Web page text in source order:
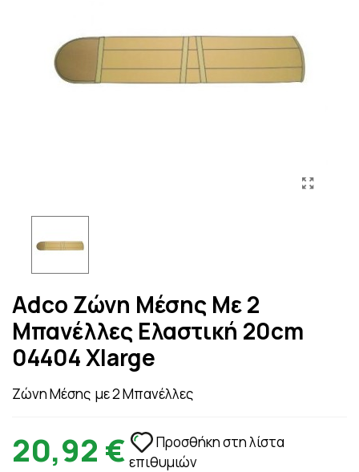
Adco Ζώνη Μέσης Με 2
Μπανέλλες Ελαστική 20cm
04404 Xlarge
Ζώνη Μέσης με 2 Μπανέλλες
20,92 €
Προσθήκη στη λίστα
επιθυμιών